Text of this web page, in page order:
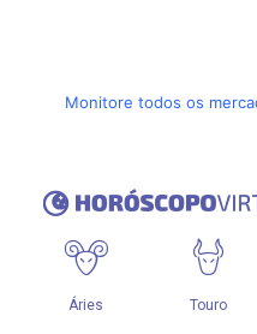
Monitore todos os